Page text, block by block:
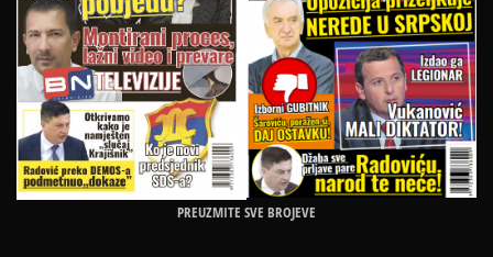
PREUZMITE SVE BROJEVE